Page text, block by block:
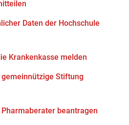
Daten der Hochschule
Krankenkasse melden
Stiftung
beantragen